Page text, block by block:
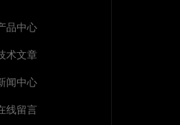
品中心
术文章
闻中心
线留言